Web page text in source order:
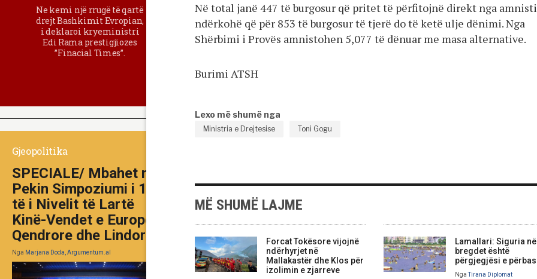
Në total janë 447 të burgosur që pritet të përfitojnë direkt nga
ndërkohë që për 853 të burgosur të tjerë do të ketë ulje dënimi. Nga
Shërbimi i Provës amnistohen 5,077 të dënuar me masa alternative.
Burimi ATSH
Lexo më shumë nga
Ministria e Drejtesise Toni Gogu
MË SHUMË LAJME
Forcat Tokësore vijojnë
ndërhyrjet në
Mallakastër dhe Klos për
izolimin e zjarreve
Lamallari: Siguria në
bregdet është
përgjegjësi e
Nga Tirana Diplomat
Ne kemi një rrugë të qartë
drejt Bashkimit Evropian,
i deklaroi kryeministri
Edi Rama prestigjiozes
”Finacial Times”.
Gjeopolitika
SPECIALE/ Mbahet në
Pekin Simpoziumi i 10-
të i Nivelit të Lartë
Kinë-Vendet e Europës
Qendrore dhe Lindore
Nga Marjana Doda, Argumentum.al